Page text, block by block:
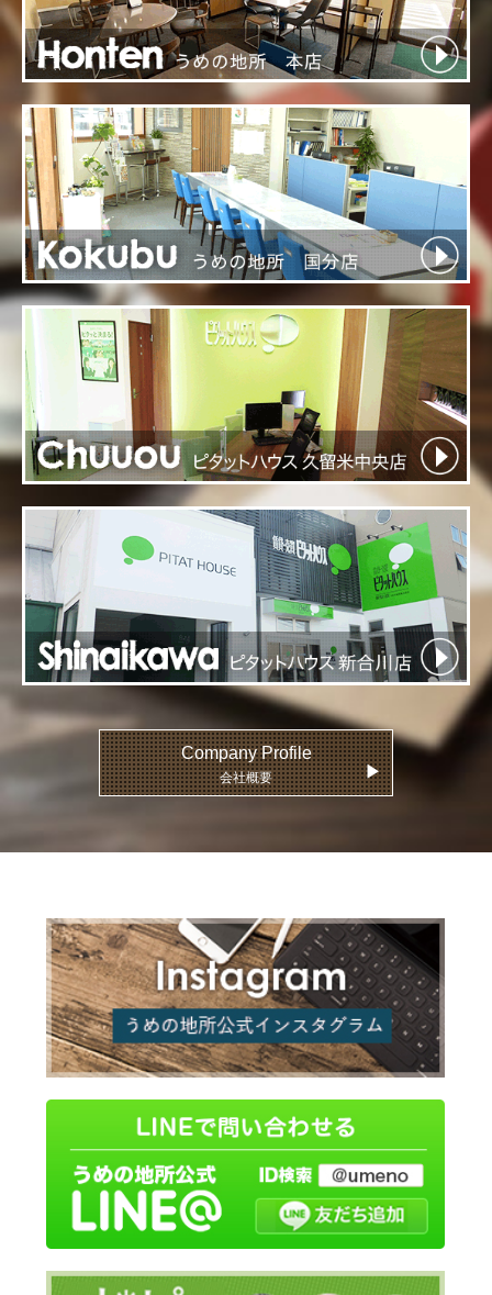
Company Profile
会社概要 ▶